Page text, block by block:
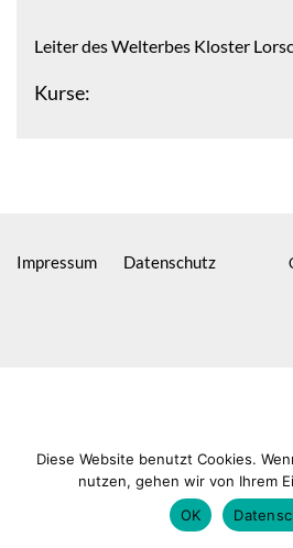
Leiter des Welterbes Kloster
Kurse:
Impressum Datenschutz
Diese Website benutzt Cookies.
nutzen, gehen wir von Ihrem
OK